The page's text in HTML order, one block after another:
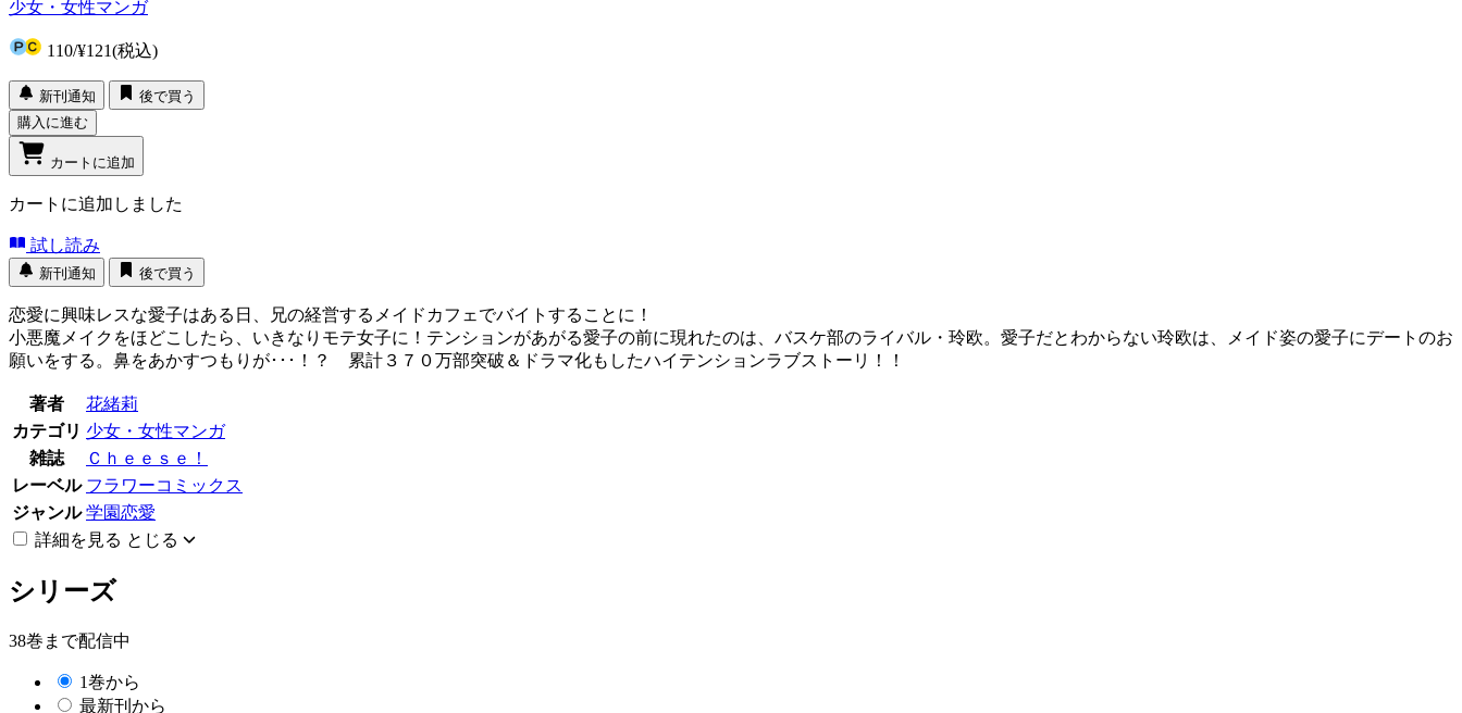
少女・女性マンガ
110/¥121(税込)
新刊通知
後で買う
購入に進む
カートに追加
カートに追加しました
試し読み
新刊通知 後で買う
恋愛に興味レスな愛子はある日、兄の経営するメイドカフェでバイトすることに！
小悪魔メイクをほどこしたら、いきなりモテ女子に！テンションがあがる愛子の前に現れたのは、バスケ部のライバル・玲欧。愛子だとわからない玲欧は、メイド姿の愛子にデートのお
願いをする。鼻をあかすつもりが･･･！？ 累計３７０万部突破＆ドラマ化もしたハイテンションラブストーリ！！
著者
花緒莉
カテゴリ 少女・女性マンガ
雑誌
Ｃｈｅｅｓｅ！
レーベル フラワーコミックス
ジャンル 学園恋愛
詳細を見る とじる
シリーズ
38巻まで配信中
1巻から
最新刊から